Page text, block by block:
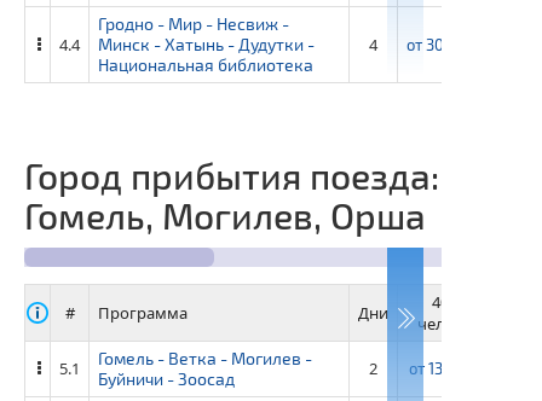
4.4
Гродно - Мир - Несвиж -
Минск - Хатынь - Дудутки -
Национальная библиотека
4 от30 500 ₽
Город прибытия поезда:
Гомель, Могилев, Орша
# Программа Дни
40+4
человек
5.1
Гомель - Ветка - Могилев -
Буйничи - Зоосад
2 от13 400 ₽